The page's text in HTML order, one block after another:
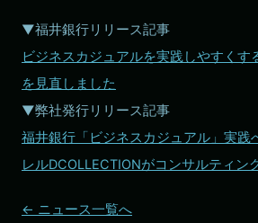
▼福井銀行リリース記事
ビジネスカジュアルを実践しやすくす
を見直しました
▼弊社発行リリース記事
福井銀行「ビジネスカジュアル」実践
レルDCOLLECTIONがコンサルティン
← ニュース一覧へ